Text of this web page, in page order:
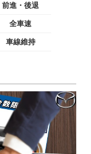
前進・後退
全車速
車線維持